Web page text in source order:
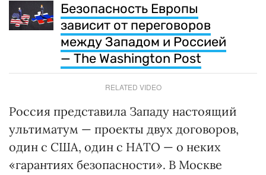
Безопасность Европы
зависит от переговоров
между Западом и Россией
— The Washington Post
RELATED VIDEO
Россия представила Западу настоящий
ультиматум — проекты двух договоров,
один с США, один с НАТО — о неких
«гарантиях безопасности». В Москве